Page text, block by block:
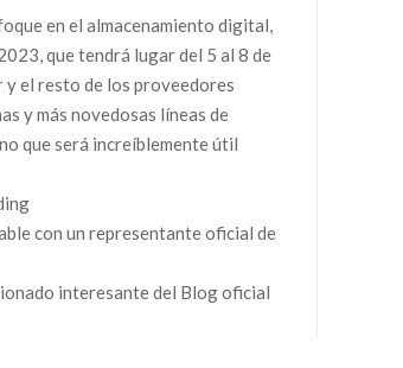
en el almacenamiento digital,
que tendrá lugar del 5 al 8 de
y el resto de los proveedores
y más novedosas líneas de
que será increíblemente útil
con un representante oficial de
interesante del Blog oficial